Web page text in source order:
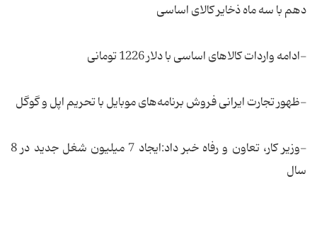
دهم با سه ماه ذخایر کالای اساسی
-ادامه واردات کالاهای اساسی با دلار 1226 تومانی
-ظهور تجارت ایرانی فروش برنامه‌های موبایل با تحریم اپل و گوگل
-وزیر کار، تعاون و رفاه خبر داد:ایجاد 7 میلیون شغل جدید در 8
سال